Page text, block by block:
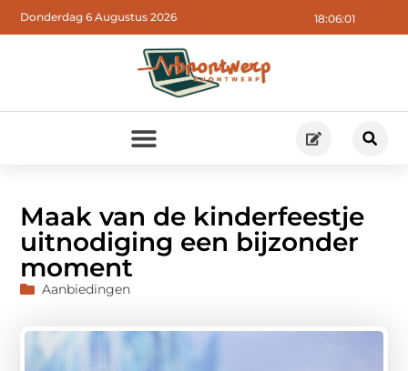
18:06:03
Donderdag 6 Augustus 2026
Maak van de kinderfeestje
uitnodiging een bijzonder
moment
Aanbiedingen